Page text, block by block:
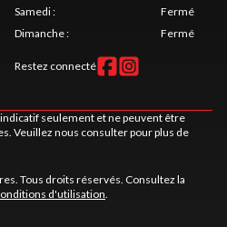
Samedi:
Fermé
Dimanche: Fermé
Restez connecté
seulement et ne peuvent être
Veuillez nous consulter pour plus de
Tous droits réservés. Consultez la
d'utilisation